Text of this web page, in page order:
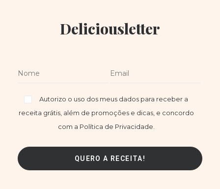
Deliciousletter
Autorizo o uso dos meus dados para receber a
receita grátis, além de promoções e dicas, e concordo
com a Política de Privacidade.